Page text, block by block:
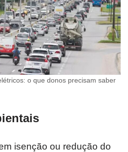
o que donos precisam saber
isenção ou redução do